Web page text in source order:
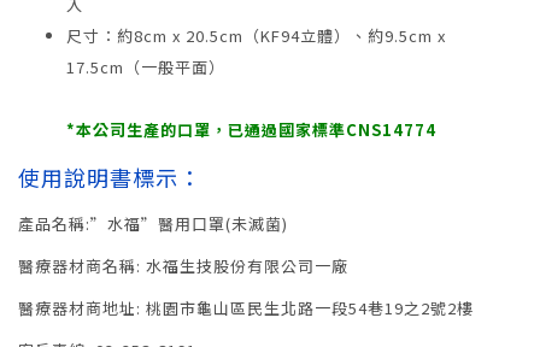
尺寸：約8cm x 20.5cm（KF94立體）、約9.5cm x
17.5cm（一般平面）
*本公司生產的口罩，已通過國家標準CNS14774
使用說明書標示：
產品名稱:”水福”醫用口罩(未滅菌)
醫療器材商名稱: 水福生技股份有限公司一廠
醫療器材商地址: 桃園市龜山區民生北路一段54巷19之2號2樓